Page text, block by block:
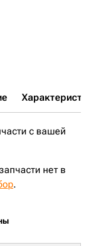
Характеристики
с вашей
нет в
.